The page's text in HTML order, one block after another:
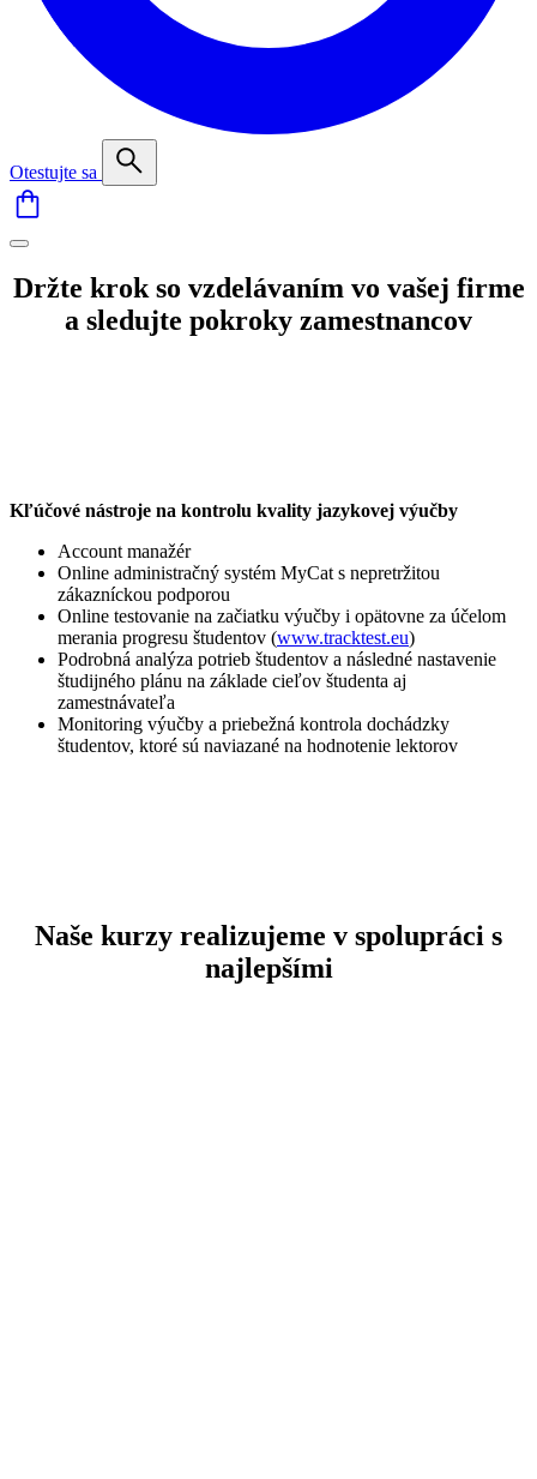
Otestujte sa
Držte krok so vzdelávaním vo vašej firme
a sledujte pokroky zamestnancov
Kľúčové nástroje na kontrolu kvality jazykovej výučby
Account manažér
Online administračný systém MyCat s nepretržitou
zákazníckou podporou
Online testovanie na začiatku výučby i opätovne za účelom
merania progresu študentov (www.tracktest.eu)
Podrobná analýza potrieb študentov a následné nastavenie
študijného plánu na základe cieľov študenta aj
zamestnávateľa
Monitoring výučby a priebežná kontrola dochádzky
študentov, ktoré sú naviazané na hodnotenie lektorov
Naše kurzy realizujeme v spolupráci s
najlepšími